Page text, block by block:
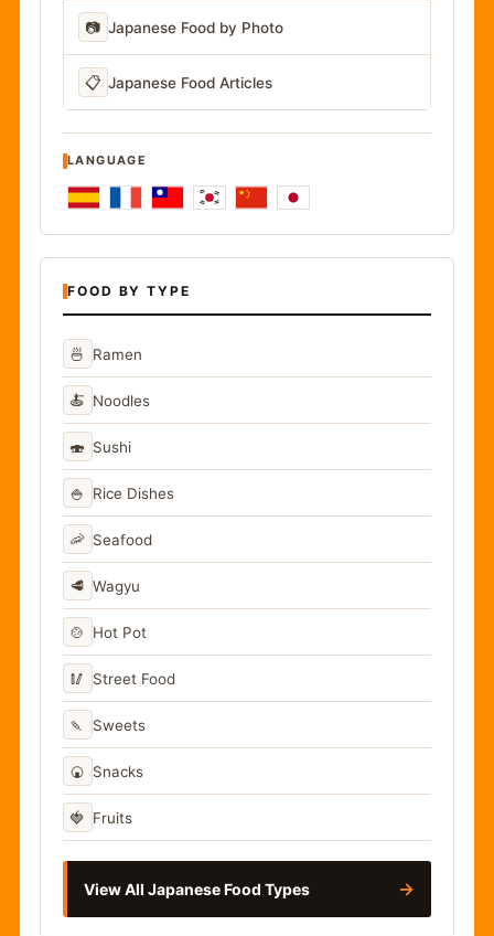
📷 Japanese Food by Photo
📋 Japanese Food Articles
LANGUAGE
FOOD BY TYPE
🍜 Ramen
🍝 Noodles
🍣 Sushi
🍚 Rice Dishes
🦐 Seafood
🥩 Wagyu
🍲 Hot Pot
🥢 Street Food
🍡 Sweets
🍘 Snacks
🍓 Fruits
View All Japanese Food Types →